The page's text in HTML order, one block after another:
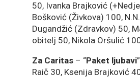
50, Ivanka Brajković
Bošković (Živkova) 100,
Dugandžić (Zdravkov) 50,
obitelj 50, Nikola Oršulić
Za Caritas – “Paket ljubavi
Raič 30, Ksenija Brajković